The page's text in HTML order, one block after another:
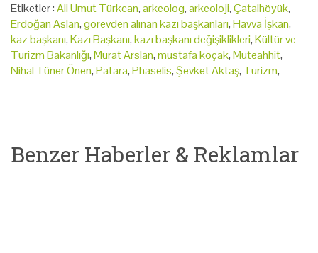
Etiketler :Ali Umut Türkcan,arkeolog,arkeoloji,Çatalhöyük,
Erdoğan Aslan,görevden alınan kazı başkanları,Havva İşkan,
kaz başkanı,Kazı Başkanı,kazı başkanı değişiklikleri,Kültür ve
Turizm Bakanlığı,Murat Arslan,mustafa koçak,Müteahhit,
Nihal Tüner Önen,Patara,Phaselis,Şevket Aktaş, Turizm,
Benzer Haberler & Reklamlar